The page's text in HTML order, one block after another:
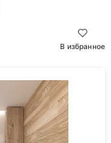
В избранное